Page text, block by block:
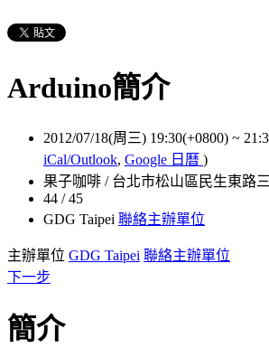
Arduino簡介
2012/07/18(周三) 19:30(+0800) ~
iCal/Outlook, Google 日曆 )
果子咖啡 / 台北市松山區民生東路
44 / 45
GDG Taipei 聯絡主辦單位
主辦單位 GDG Taipei 聯絡主辦單位
下一步
簡介